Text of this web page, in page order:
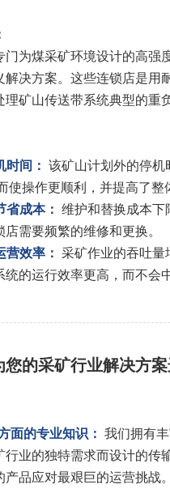
门为煤采矿环境设计的高强
解决方案。这些连锁店是用
理矿山传送带系统典型的重
时间： 该矿山计划外的停机
使操作更顺利，并提高了整
省成本： 维护和替换成本
需要频繁的维修和更换。
营效率： 采矿作业的吞吐
统的运行效率更高，而不会
您的采矿行业解决方
面的专业知识： 我们拥有
行业的独特需求而设计的传
品应对最艰巨的运营挑战。